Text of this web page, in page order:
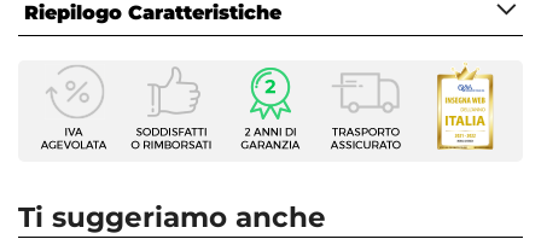
- la regolazione2h Boost, che aumenta
rapidamente la temperatura nella stanza, per max
per 2 ore
- la regolazione24h Auto: rinnova la funzione2h
Riepilogo Caratteristiche
Caratteristiche
Tipologia
Termoarredo elettrico
Ti suggeriamo anche